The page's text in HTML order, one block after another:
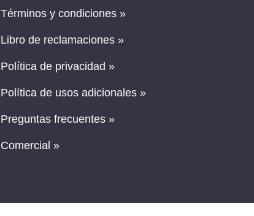
Términos y condiciones »
Libro de reclamaciones »
Política de privacidad »
Política de usos adicionales »
Preguntas frecuentes »
Comercial »